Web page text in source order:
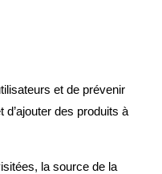
et de prévenir
des produits à
la source de la